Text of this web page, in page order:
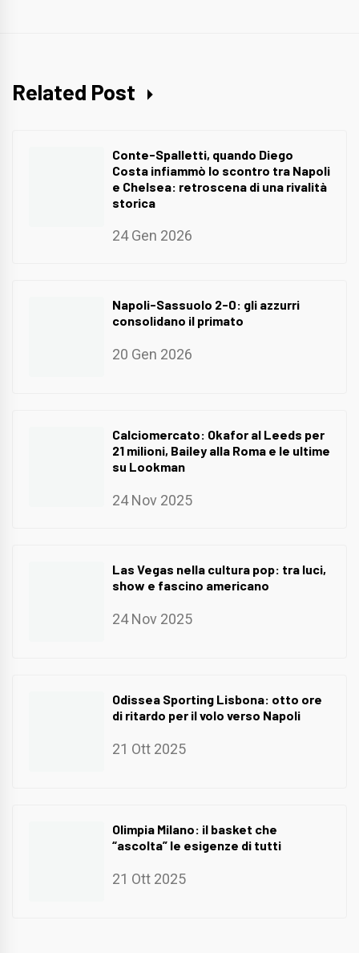
Related Post
Conte-Spalletti, quando Diego
Costa infiammò lo scontro tra Napoli
e Chelsea: retroscena di una rivalità
storica
24 Gen 2026
Napoli-Sassuolo 2-0: gli azzurri
consolidano il primato
20 Gen 2026
Calciomercato: Okafor al Leeds per
21 milioni, Bailey alla Roma e le ultime
su Lookman
24 Nov 2025
Las Vegas nella cultura pop: tra luci,
show e fascino americano
24 Nov 2025
Odissea Sporting Lisbona: otto ore
di ritardo per il volo verso Napoli
21 Ott 2025
Olimpia Milano: il basket che
“ascolta” le esigenze di tutti
21 Ott 2025